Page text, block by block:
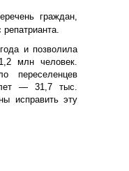
граждан,
и позволила
млн человек.
переселенцев
— 31,7 тыс.
исправить эту